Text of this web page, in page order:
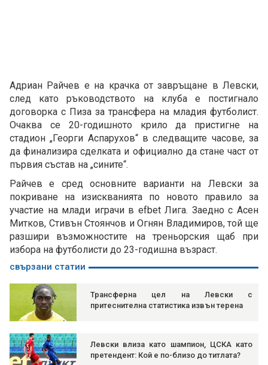
Адриан Райчев е на крачка от завръщане в Левски,
след като ръководството на клуба е постигнало
договорка с Пиза за трансфера на младия футболист.
Очаква се 20-годишното крило да пристигне на
стадион „Георги Аспарухов“ в следващите часове, за
да финализира сделката и официално да стане част от
първия състав на „сините“.
Райчев е сред основните варианти на Левски за
покриване на изискванията по новото правило за
участие на млади играчи в efbet Лига. Заедно с Асен
Митков, Стивън Стоянчов и Огнян Владимиров, той ще
разшири възможностите на треньорския щаб при
избора на футболисти до 23-годишна възраст.
свързани статии
Трансферна цел на Левски с
притеснителна статистика извън терена
Левски влиза като шампион, ЦСКА като
претендент: Кой е по-близо до титлата?